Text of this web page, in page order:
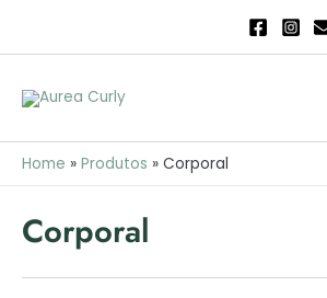
content
Home Produtos Corporal
Corporal